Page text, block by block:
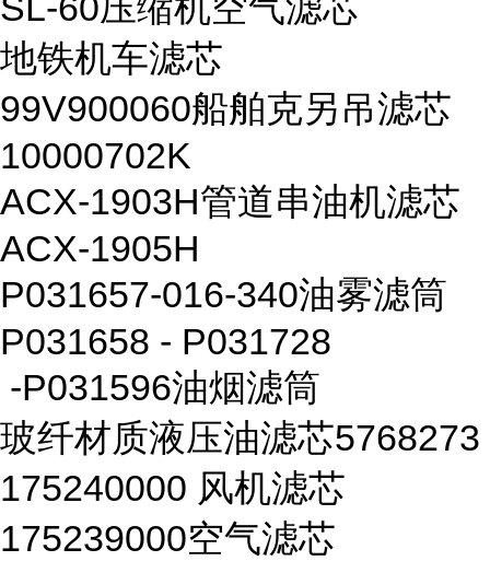
地铁机车滤芯
99V900060船舶克另吊滤芯
10000702K
ACX-1903H管道串油机滤芯
ACX-1905H
P031657-016-340油雾滤筒
P031658 - P031728
-P031596油烟滤筒
玻纤材质液压油滤芯5768273
175240000 风机滤芯
175239000空气滤芯